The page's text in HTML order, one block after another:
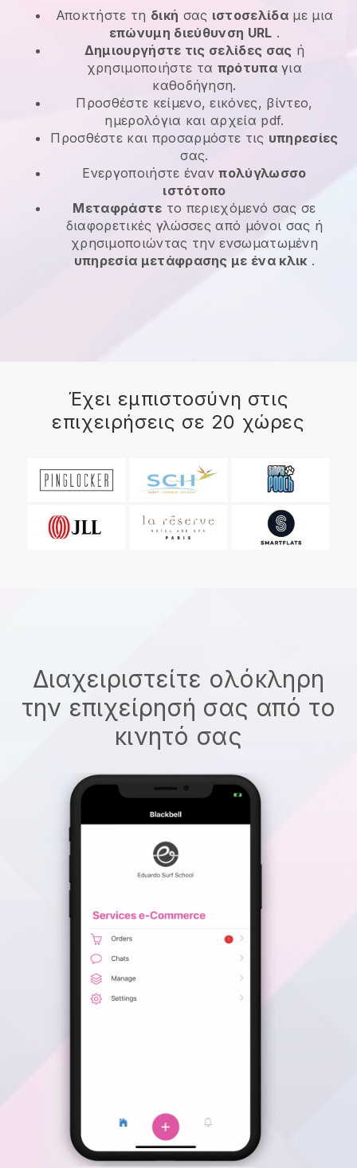
Αποκτήστε τη δική σας ιστοσελίδα με μια
επώνυμη διεύθυνση URL .
Δημιουργήστε τις σελίδες σας ή
χρησιμοποιήστε τα πρότυπαγια
καθοδήγηση.
Προσθέστε κείμενο, εικόνες, βίντεο,
ημερολόγια και αρχεία pdf.
Προσθέστε και προσαρμόστε τις υπηρεσίες
σας.
Ενεργοποιήστε ένανπολύγλωσσο
ιστότοπο
Μεταφράστε το περιεχόμενό σας σε
διαφορετικές γλώσσες από μόνοι σας ή
χρησιμοποιώντας την ενσωματωμένη
υπηρεσία μετάφρασης με ένα κλικ .
Έχει εμπιστοσύνη στις
επιχειρήσεις σε 20 χώρες
Διαχειριστείτε ολόκληρη
την επιχείρησή σας από το
κινητό σας